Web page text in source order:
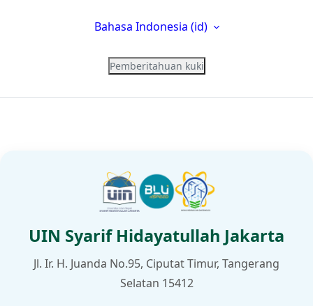
Bahasa Indonesia ‎(id)‎
Pemberitahuan kuki
UIN Syarif Hidayatullah Jakarta
Jl. Ir. H. Juanda No.95, Ciputat Timur, Tangerang
Selatan 15412